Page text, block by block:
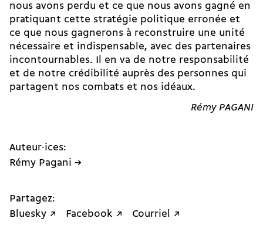
nous avons perdu et ce que nous avons gagné en
pratiquant cette stratégie politique erronée et
ce que nous gagnerons à reconstruire une unité
nécessaire et indispensable, avec des partenaires
incontournables. Il en va de notre responsabilité
et de notre crédibilité auprès des personnes qui
partagent nos combats et nos idéaux.
Rémy PAGANI
Auteur·ices:
Rémy Pagani →
Partagez:
Bluesky ↗
Facebook ↗ Courriel ↗